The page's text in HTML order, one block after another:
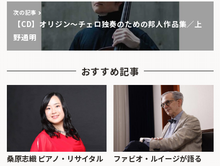
次の記事
【CD】オリジン～チェロ独奏のための邦人作品集／上
野通明
おすすめ記事
桑原志織 ピアノ・リサイタル
ファビオ・ルイージが語る